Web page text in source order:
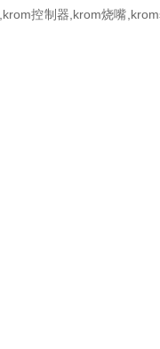
控制器,krom烧嘴